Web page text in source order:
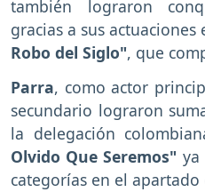
también lograron
gracias a sus actuaciones
Robo del Siglo", que
Parra, como actor
secundario lograron
la delegación
Olvido Que Seremos" ya
categorías en el apartado